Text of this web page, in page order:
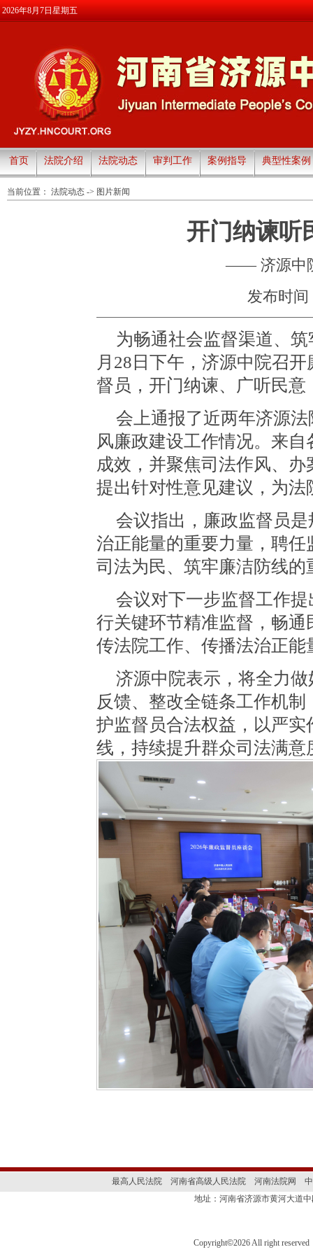
2026年8月7日星期五
首页 法院介绍 法院动态 审判工作 案例指导 典型性案例
当前位置： 法院动态 -> 图片新闻
开门纳谏听
—— 济源中
发布时间
为畅通社会监督渠道、
月28日下午，济源中院召
督员，开门纳谏、广听民
会上通报了近两年济源
风廉政建设工作情况。来
成效，并聚焦司法作风、
提出针对性意见建议，为
会议指出，廉政监督员
治正能量的重要力量，聘
司法为民、筑牢廉洁防线的
会议对下一步监督工作
行关键环节精准监督，畅
传法院工作、传播法治正
济源中院表示，将全力
反馈、整改全链条工作机
护监督员合法权益，以严
线，持续提升群众司法满意
最高人民法院 河南省高级人民法院 河南法院网
地址：河南省济源市黄河大道
Copyright©2026 All right